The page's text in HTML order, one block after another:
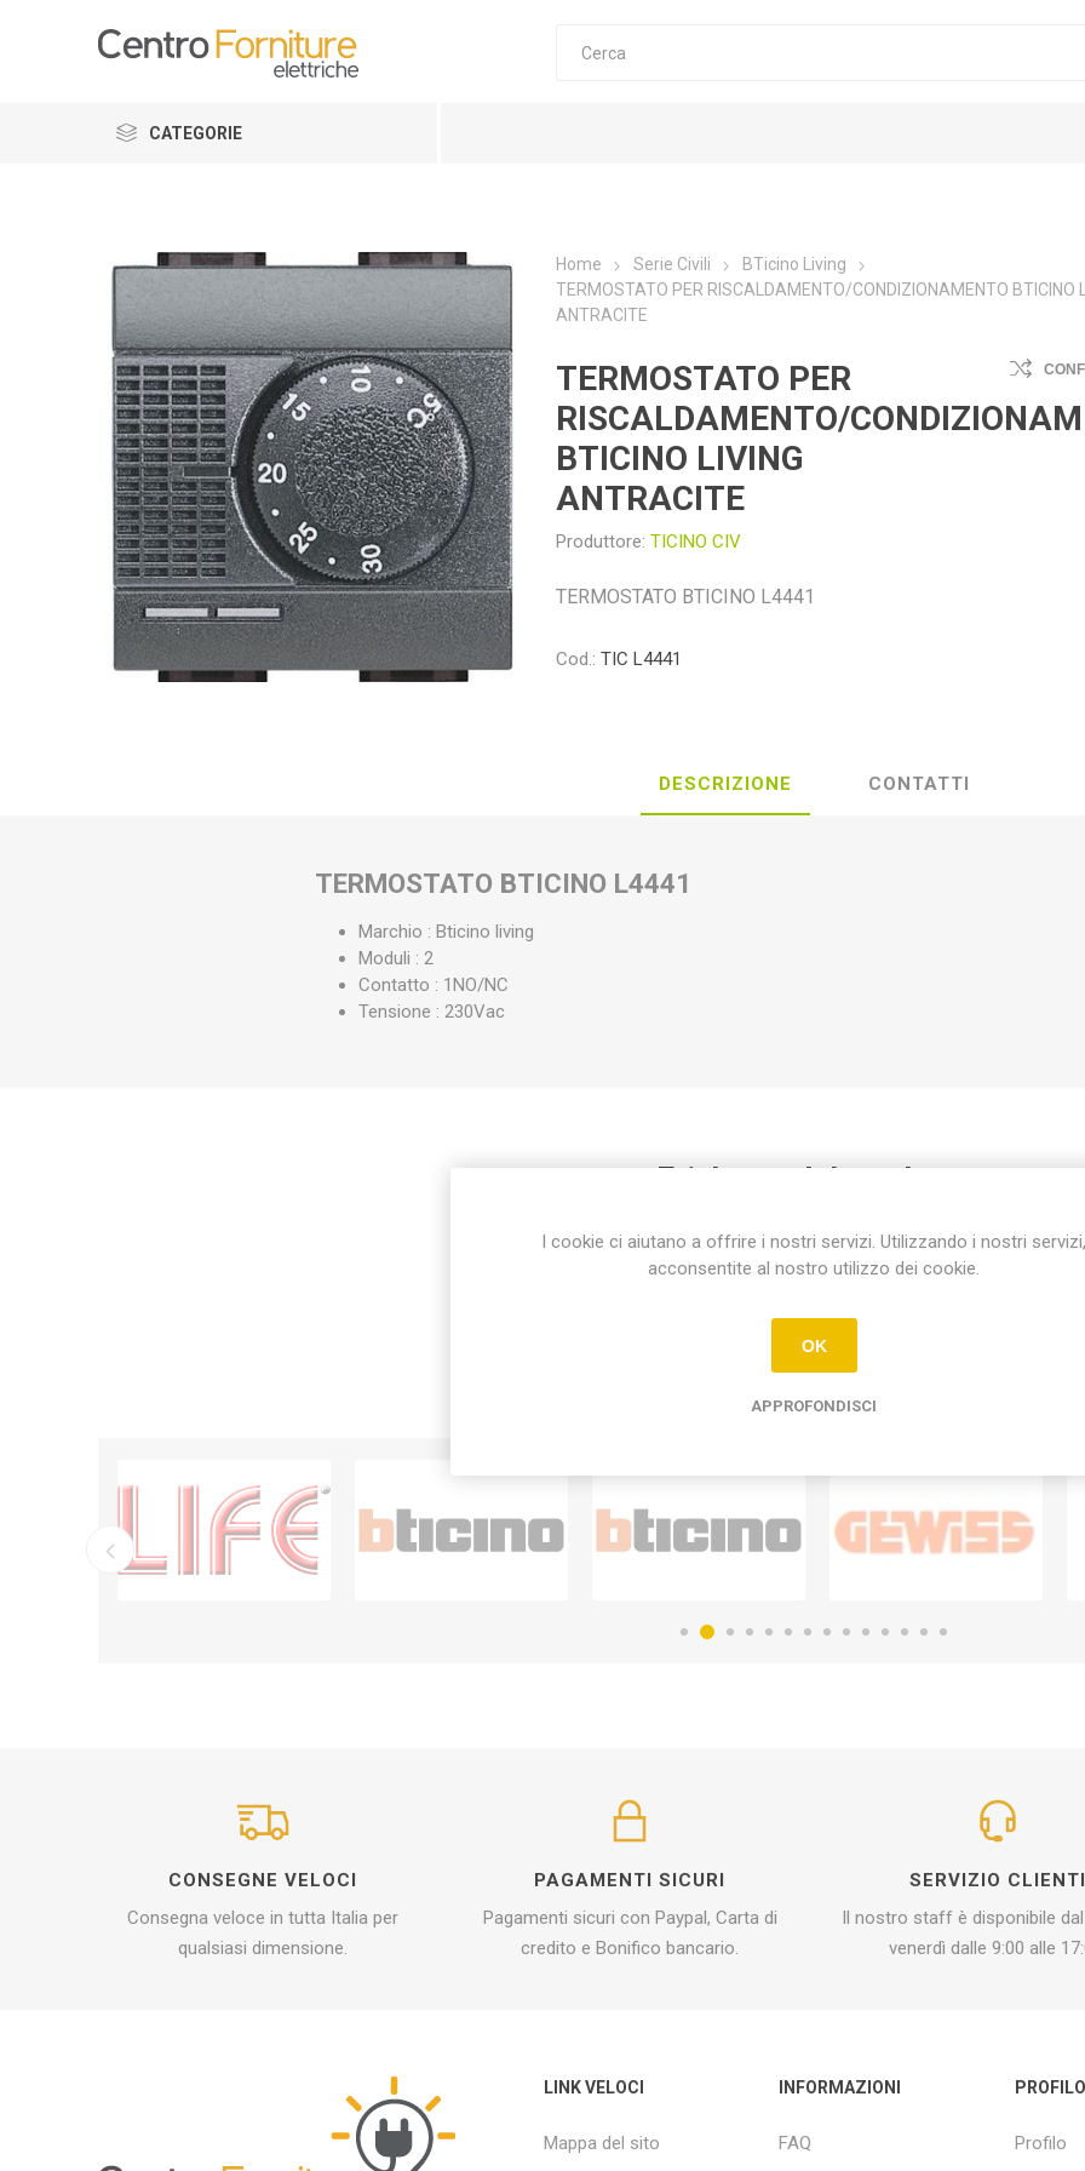
CATEGORIE
Home Serie Civili
BTicino Living
TERMOSTATO PER RISCALDAMENTO/CONDIZIONAMENTO BTICINO
ANTRACITE
TERMOSTATO PER
RISCALDAMENTO/
BTICINO LIVING
ANTRACITE
Produttore: TICINO CIV
TERMOSTATO BTICINO L4441
Cod.: TIC L4441
DESCRIZIONE CONTATTI
TERMOSTATO BTICINO L4441
Marchio : Bticino living
Moduli : 2
Contatto : 1NO/NC
Tensione : 230Vac
Etichetta del prodotto
termostato bticino l4441 (1)
CONSEGNE VELOCI
Consegna veloce in tutta Italia per
qualsiasi dimensione.
PAGAMENTI SICURI
Pagamenti sicuri con Paypal, Carta di
credito e Bonifico bancario.
SERVIZIO CLIENTI
Il nostro staff è disponibile
venerdì dalle 9:00 alle
LINK VELOCI
Mappa del sito
INFORMAZIONI
FAQ
PROFILO
Profilo
I cookie ci aiutano a offrire i nostri servizi. Utilizzando i nostri servizi,
acconsentite al nostro utilizzo dei cookie.
OK
APPROFONDISCI